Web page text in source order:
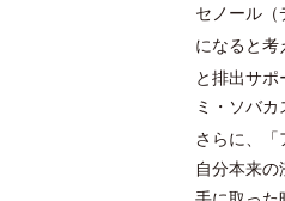
セノール
になると考
と排出サポ
ミ・ソバカ
さらに、「
自分本来の